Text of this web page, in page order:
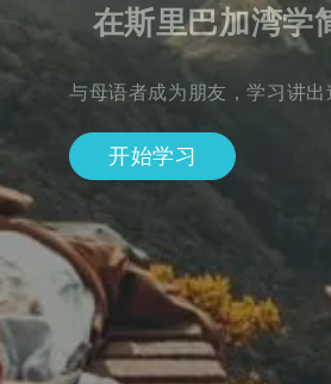
在斯里巴加湾学
与母语者成为朋友，学习讲
开始学习